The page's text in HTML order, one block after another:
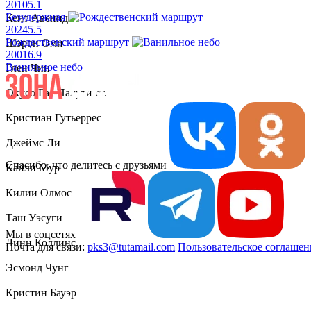
Кент Авенидо
Шэрон Оми
Глен Чин
Окусо Гас Палути ст.
Кристиан Гутьеррес
Джеймс Ли
Кайли Мур
Килии Олмос
Таш Уэсуги
Линн Коллинс
Эсмонд Чунг
Кристин Бауэр
20105.1
Безудержная
20245.5
Рождественский маршрут
20016.9
Ванильное небо
Спасибо, что делитесь с друзьями
Мы в соцсетях
Почта для связи: pks3@tutamail.com Пользовательское